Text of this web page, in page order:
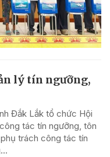
lý tín ngưỡng,
Đắk Lắk tổ chức Hội
tác tín ngưỡng, tôn
trách công tác tín